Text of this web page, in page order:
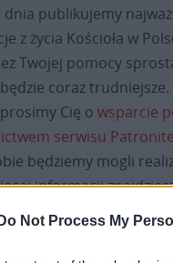
Do Not Process My
dnia publikujemy
z życia Kościoła w
Twojej pomocy
coraz trudniejsze.
Cię o wsparcie
serwisu
będziemy mogli
informacji